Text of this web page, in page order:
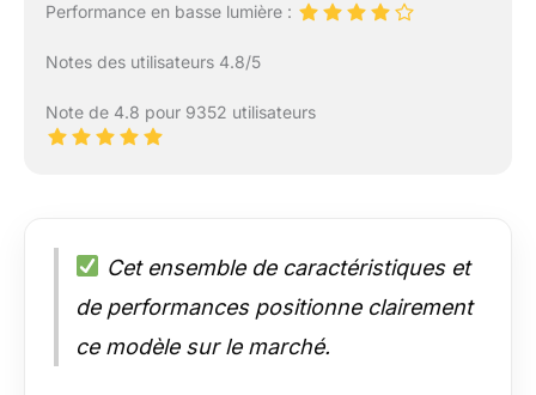
Performance en basse lumière :
Notes des utilisateurs 4.8/5
Note de 4.8 pour 9352 utilisateurs
Cet ensemble de caractéristiques et
de performances positionne clairement
ce modèle sur le marché.